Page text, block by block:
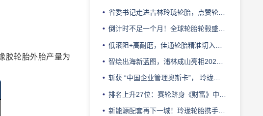
胶轮胎外胎产量为
省委书记走进吉林玲珑轮胎，点赞轮胎智造标杆
倒计时不足一个月！全球轮胎轮毂盛会即将登陆上海！
低滚阻+高耐磨，佳通轮胎精准切入新能源轻卡赛道
智绘出海新蓝图，浦林成山亮相2026泰中合作博览会
斩获 “中国企业管理奥斯卡”， 玲珑轮胎蝉联 BMC 大奖
排名上升27位：赛轮跻身《财富》中国500强背后的增长逻辑
新能源配套再下一城！玲珑轮胎携手小鹏L03全球上市